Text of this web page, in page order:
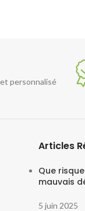
personnalisé
Articles
Que
mauvais
5 juin 2025